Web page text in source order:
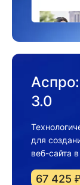
3.0
для
веб-сайта
67 425 ₽